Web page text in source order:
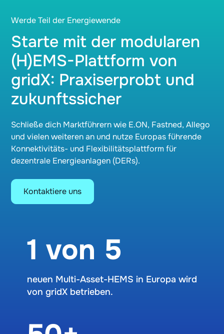
Werde Teil der Energiewende
Starte mit der modularen
(H)EMS-Plattform von
gridX: Praxiserprobt und
zukunftssicher
Schließe dich Marktführern wie E.ON, Fastned, Allego
und vielen weiteren an und nutze Europas führende
Konnektivitäts- und Flexibilitätsplattform für
dezentrale Energieanlagen (DERs).
Kontaktiere uns
1 von 5
neuen Multi-Asset-HEMS in Europa wird
von gridX betrieben.